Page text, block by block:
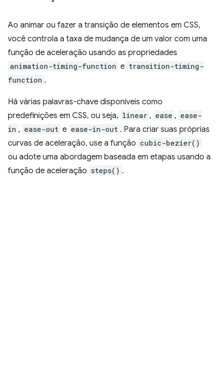
Ao animar ou fazer a transição de elementos em CSS,
você controla a taxa de mudança de um valor com uma
função de aceleração usando as propriedades
animation-timing-function e transition-timing-
function .
Há várias palavras-chave disponíveis como
predefinições em CSS, ou seja, linear , ease , ease-
in , ease-out e ease-in-out . Para criar suas próprias
curvas de aceleração, use a função cubic-bezier()
ou adote uma abordagem baseada em etapas usando a
função de aceleração steps() .